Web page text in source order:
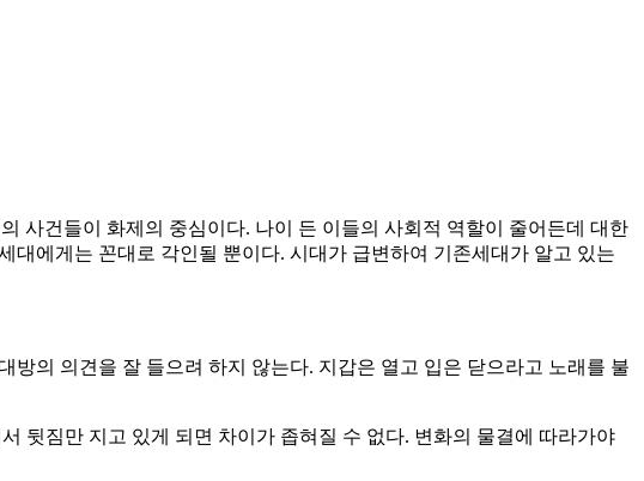
사건들이 화제의 중심이다. 나이 든 이들의 사회적 역할이 줄어든데 대한
에게는 꼰대로 각인될 뿐이다. 시대가 급변하여 기존세대가 알고 있는
의 의견을 잘 들으려 하지 않는다. 지갑은 열고 입은 닫으라고 노래를 불
뒷짐만 지고 있게 되면 차이가 좁혀질 수 없다. 변화의 물결에 따라가야